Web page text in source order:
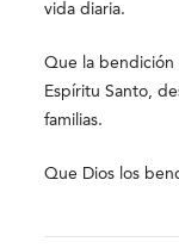
vida diaria.
Que la bendición
Espíritu Santo,
familias.
Que Dios los